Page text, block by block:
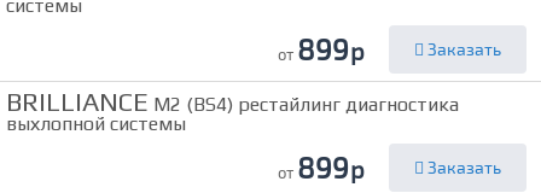
системы
от 899р Заказать
BRILLIANCE M2 (BS4) рестайлинг диагностика
выхлопной системы
от 899р Заказать